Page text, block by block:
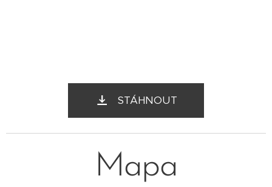
STÁHNOUT
Mapa